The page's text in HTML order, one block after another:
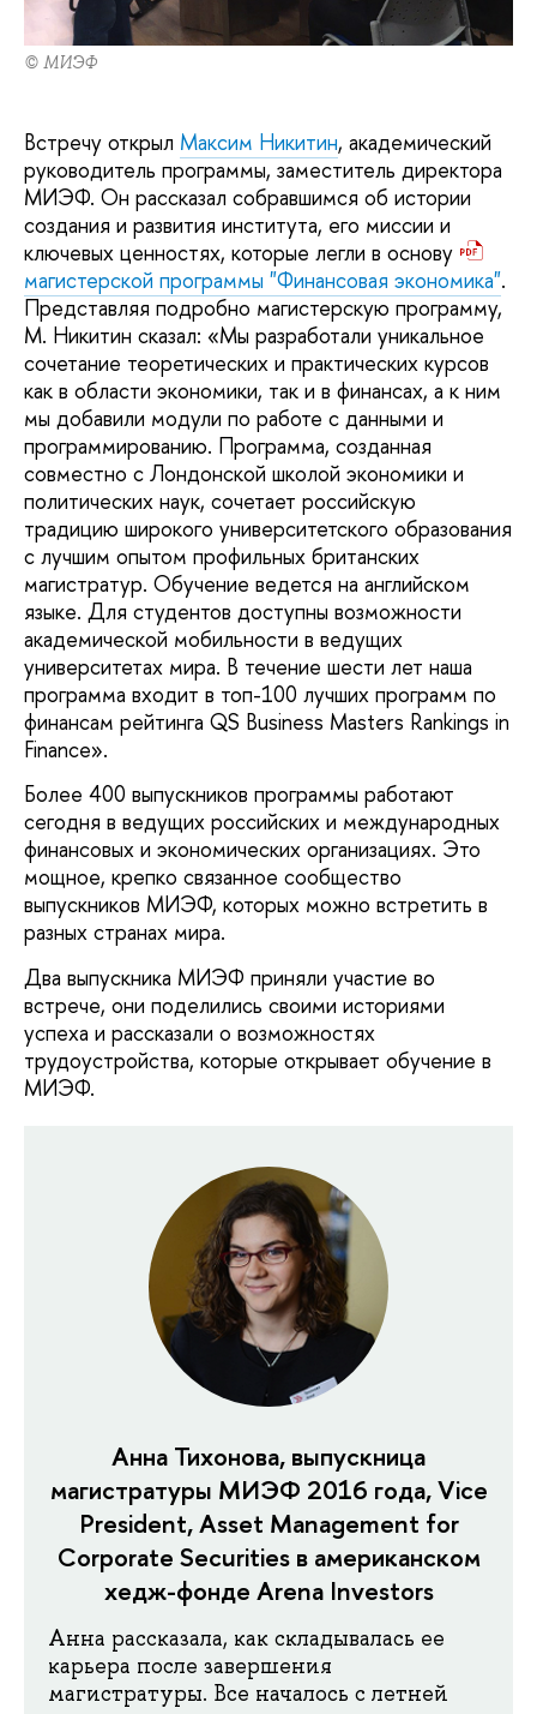
© МИЭФ
Встречу открыл Максим Никитин, академический
руководитель программы, заместитель директора
МИЭФ. Он рассказал собравшимся об истории
создания и развития института, его миссии и
ключевых ценностях, которые легли в основу
магистерской программы "Финансовая экономика".
Представляя подробно магистерскую программу,
М. Никитин сказал: «Мы разработали уникальное
сочетание теоретических и практических курсов
как в области экономики, так и в финансах, а к ним
мы добавили модули по работе с данными и
программированию. Программа, созданная
совместно с Лондонской школой экономики и
политических наук, сочетает российскую
традицию широкого университетского образования
с лучшим опытом профильных британских
магистратур. Обучение ведется на английском
языке. Для студентов доступны возможности
академической мобильности в ведущих
университетах мира. В течение шести лет наша
программа входит в топ-100 лучших программ по
финансам рейтинга QS Business Masters Rankings in
Finance».
Более 400 выпускников программы работают
сегодня в ведущих российских и международных
финансовых и экономических организациях. Это
мощное, крепко связанное сообщество
выпускников МИЭФ, которых можно встретить в
разных странах мира.
Два выпускника МИЭФ приняли участие во
встрече, они поделились своими историями
успеха и рассказали о возможностях
трудоустройства, которые открывает обучение в
МИЭФ.
Анна Тихонова, выпускница
магистратуры МИЭФ 2016 года, Vice
President, Asset Management for
Corporate Securities в американском
хедж-фонде Arena Investors
Анна рассказала, как складывалась ее
карьера после завершения
магистратуры. Все началось с летней